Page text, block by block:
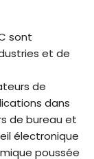
sont
et de
de
dans
de bureau et
électronique
poussée